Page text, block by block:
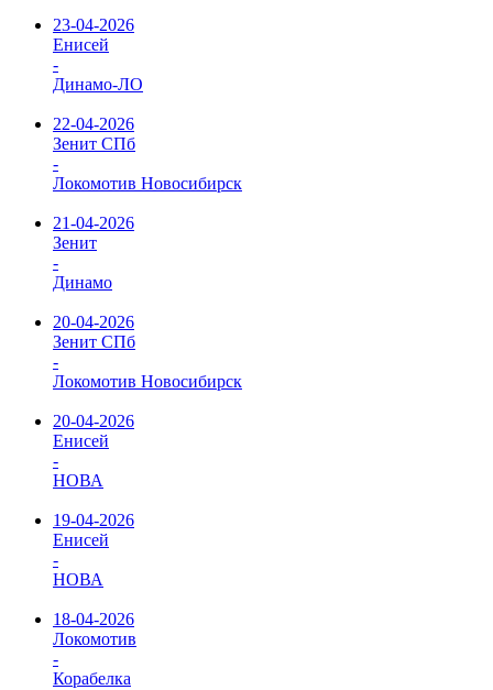
23-04-2026
Енисей
-
Динамо-ЛО
22-04-2026
Зенит СПб
-
Локомотив Новосибирск
21-04-2026
Зенит
-
Динамо
20-04-2026
Зенит СПб
-
Локомотив Новосибирск
20-04-2026
Енисей
-
НОВА
19-04-2026
Енисей
-
НОВА
18-04-2026
Локомотив
-
Корабелка